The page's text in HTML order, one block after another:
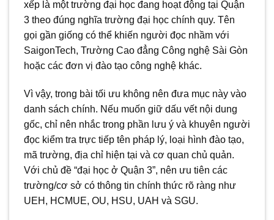
xếp là một trường đại học đang hoạt động tại Quận
3 theo đúng nghĩa trường đại học chính quy. Tên
gọi gần giống có thể khiến người đọc nhầm với
SaigonTech, Trường Cao đẳng Công nghệ Sài Gòn
hoặc các đơn vị đào tạo công nghệ khác.
Vì vậy, trong bài tối ưu không nên đưa mục này vào
danh sách chính. Nếu muốn giữ dấu vết nội dung
gốc, chỉ nên nhắc trong phần lưu ý và khuyên người
đọc kiểm tra trực tiếp tên pháp lý, loại hình đào tạo,
mã trường, địa chỉ hiện tại và cơ quan chủ quản.
Với chủ đề “đại học ở Quận 3”, nên ưu tiên các
trường/cơ sở có thông tin chính thức rõ ràng như
UEH, HCMUE, OU, HSU, UAH và SGU.